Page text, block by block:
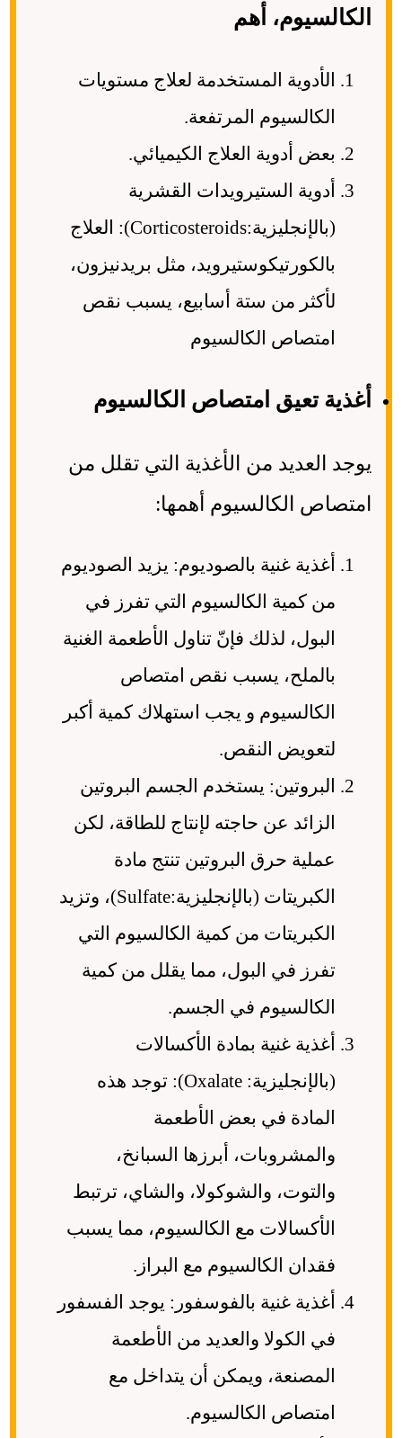
الكالسيوم، أهم
الأدوية المستخدمة لعلاج مستويات
الكالسيوم المرتفعة.
بعض أدوية العلاج الكيميائي.
أدوية الستيرويدات القشرية
(بالإنجليزية:Corticosteroids): العلاج
بالكورتيكوستيرويد، مثل بريدنيزون،
لأكثر من ستة أسابيع، يسبب نقص
امتصاص الكالسيوم
أغذية تعيق امتصاص الكالسيوم
يوجد العديد من الأغذية التي تقلل من
امتصاص الكالسيوم أهمها:
أغذية غنية بالصوديوم: يزيد الصوديوم
من كمية الكالسيوم التي تفرز في
البول، لذلك فإنّ تناول الأطعمة الغنية
بالملح، يسبب نقص امتصاص
الكالسيوم و يجب استهلاك كمية أكبر
لتعويض النقص.
البروتين: يستخدم الجسم البروتين
الزائد عن حاجته لإنتاج للطاقة، لكن
عملية حرق البروتين تنتج مادة
الكبريتات (بالإنجليزية:Sulfate)، وتزيد
الكبريتات من كمية الكالسيوم التي
تفرز في البول، مما يقلل من كمية
الكالسيوم في الجسم.
أغذية غنية بمادة الأكسالات
(بالإنجليزية: Oxalate): توجد هذه
المادة في بعض الأطعمة
والمشروبات، أبرزها السبانخ،
والتوت، والشوكولا، والشاي، ترتبط
الأكسالات مع الكالسيوم، مما يسبب
فقدان الكالسيوم مع البراز.
أغذية غنية بالفوسفور: يوجد الفسفور
في الكولا والعديد من الأطعمة
المصنعة، ويمكن أن يتداخل مع
امتصاص الكالسيوم.